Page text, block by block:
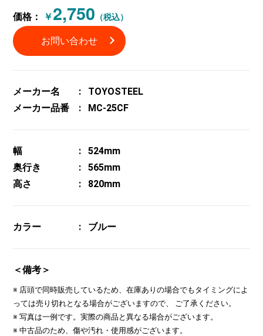
価格： ￥2,750 （税込）
お問い合わせ
メーカー名
TOYOSTEEL
メーカー品番
MC-25CF
幅
524mm
奥行き
565mm
高さ
820mm
カラー ブルー
＜備考＞
※ 店頭で同時販売しているため、在庫ありの場合でもタイミングによ
っては売り切れとなる場合がございますので、 ご了承ください。
※ 写真は一例です。実際の商品と異なる場合がございます。
※ 中古品のため、傷や汚れ・使用感がございます。